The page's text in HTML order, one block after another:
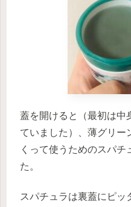
蓋を開けると（最初は中
ていました）、薄グリー
くって使うためのスパチ
た。
スパチュラは裏蓋にピッ